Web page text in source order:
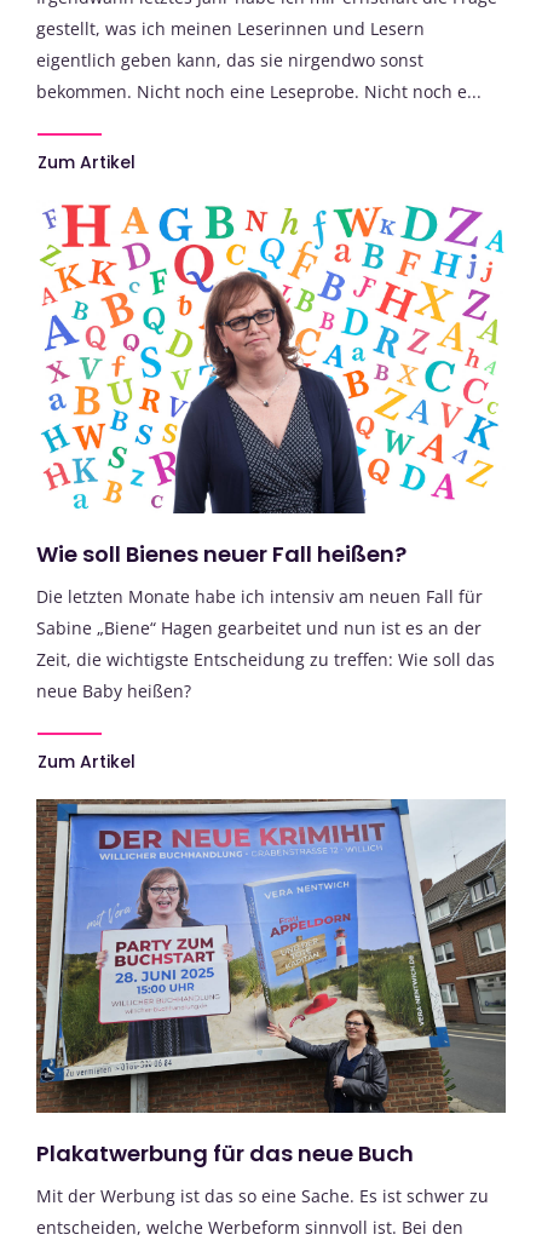
gestellt, was ich meinen Leserinnen und Lesern
eigentlich geben kann, das sie nirgendwo sonst
bekommen. Nicht noch eine Leseprobe. Nicht noch e...
Zum Artikel
Wie soll Bienes neuer Fall heißen?
Die letzten Monate habe ich intensiv am neuen Fall für
Sabine „Biene“ Hagen gearbeitet und nun ist es an der
Zeit, die wichtigste Entscheidung zu treffen: Wie soll das
neue Baby heißen?
Zum Artikel
Plakatwerbung für das neue Buch
Mit der Werbung ist das so eine Sache. Es ist schwer zu
entscheiden, welche Werbeform sinnvoll ist. Bei den